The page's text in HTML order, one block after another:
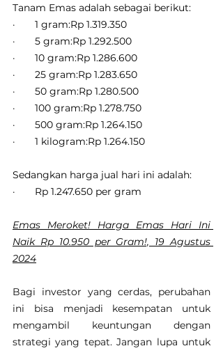
Tanam Emas adalah sebagai berikut:
·       1 gram:Rp 1.319.350
·       5 gram:Rp 1.292.500
·       10 gram:Rp 1.286.600
·       25 gram:Rp 1.283.650
·       50 gram:Rp 1.280.500
·       100 gram:Rp 1.278.750
·       500 gram:Rp 1.264.150
·       1 kilogram:Rp 1.264.150
Sedangkan harga jual hari ini adalah:
·       Rp 1.247.650 per gram
Emas Meroket! Harga Emas Hari Ini
Naik Rp 10.950 per Gram!, 19 Agustus
2024
Bagi investor yang cerdas, perubahan
ini bisa menjadi kesempatan untuk
mengambil keuntungan dengan
strategi yang tepat. Jangan lupa untuk